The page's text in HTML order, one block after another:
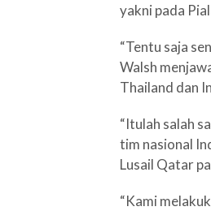
yakni pada
“Tentu saja
Walsh
Thailand dan
“Itulah salah
tim nasional
Lusail Qatar
“Kami